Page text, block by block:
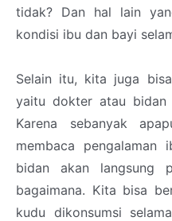
tidak? Dan hal lain
kondisi ibu dan bayi
Selain itu, kita juga
yaitu dokter atau bidan
Karena sebanyak
membaca
bidan akan langsung
bagaimana. Kita bisa
kudu dikonsumsi